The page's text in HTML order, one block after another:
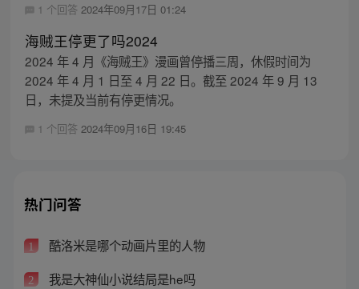
1 个回答 2024年09月17日 01:24
海贼王停更了吗2024
2024 年 4 月《海贼王》漫画曾停播三周，休假时间为
2024 年 4 月 1 日至 4 月 22 日。截至 2024 年 9 月 13
日，未提及当前有停更情况。
1 个回答 2024年09月16日 19:45
热门问答
1 酷洛米是哪个动画片里的人物
2 我是大神仙小说结局是he吗